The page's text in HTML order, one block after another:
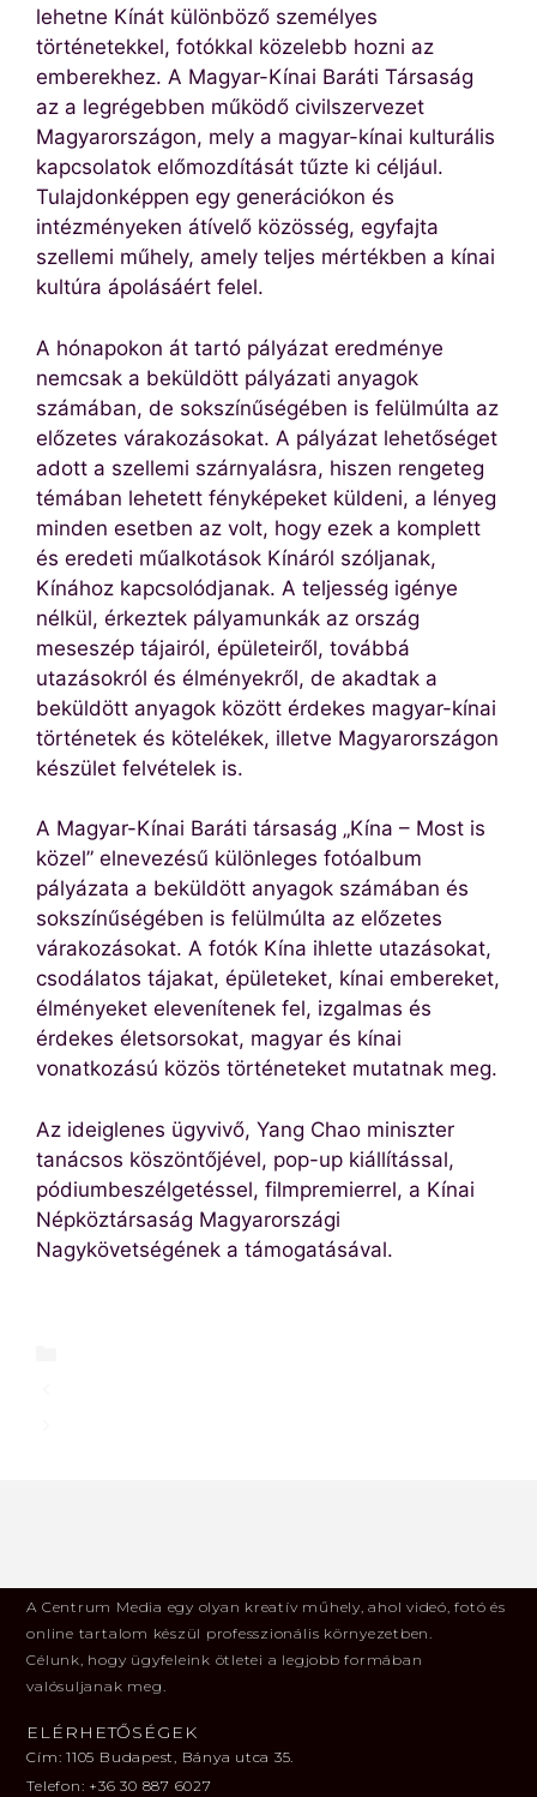
lehetne Kínát különböző személyes
történetekkel, fotókkal közelebb hozni az
emberekhez. A Magyar-Kínai Baráti Társaság
az a legrégebben működő civilszervezet
Magyarországon, mely a magyar-kínai kulturális
kapcsolatok előmozdítását tűzte ki céljául.
Tulajdonképpen egy generációkon és
intézményeken átívelő közösség, egyfajta
szellemi műhely, amely teljes mértékben a kínai
kultúra ápolásáért felel.
A hónapokon át tartó pályázat eredménye
nemcsak a beküldött pályázati anyagok
számában, de sokszínűségében is felülmúlta az
előzetes várakozásokat. A pályázat lehetőséget
adott a szellemi szárnyalásra, hiszen rengeteg
témában lehetett fényképeket küldeni, a lényeg
minden esetben az volt, hogy ezek a komplett
és eredeti műalkotások Kínáról szóljanak,
Kínához kapcsolódjanak. A teljesség igénye
nélkül, érkeztek pályamunkák az ország
meseszép tájairól, épületeiről, továbbá
utazásokról és élményekről, de akadtak a
beküldött anyagok között érdekes magyar-kínai
történetek és kötelékek, illetve Magyarországon
készület felvételek is.
A Magyar-Kínai Baráti társaság „Kína – Most is
közel” elnevezésű különleges fotóalbum
pályázata a beküldött anyagok számában és
sokszínűségében is felülmúlta az előzetes
várakozásokat. A fotók Kína ihlette utazásokat,
csodálatos tájakat, épületeket, kínai embereket,
élményeket elevenítenek fel, izgalmas és
érdekes életsorsokat, magyar és kínai
vonatkozású közös történeteket mutatnak meg.
Az ideiglenes ügyvivő, Yang Chao miniszter
tanácsos köszöntőjével, pop-up kiállítással,
pódiumbeszélgetéssel, filmpremierrel, a Kínai
Népköztársaság Magyarországi
Nagykövetségének a támogatásával.
A Centrum Media egy olyan kreatív műhely, ahol videó, fotó és
online tartalom készül professzionális környezetben.
Célunk, hogy ügyfeleink ötletei a legjobb formában
valósuljanak meg.
ELÉRHETŐSÉGEK
Cím: 1105 Budapest, Bánya utca 35.
Telefon: ‪+36 30 887 6027‬